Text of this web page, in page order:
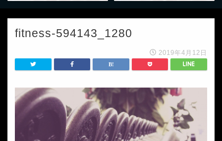
fitness-594143_1280
2019年4月12日